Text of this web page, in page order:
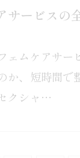
サービスの
ェムケアサ
か、短時間
クシャ…